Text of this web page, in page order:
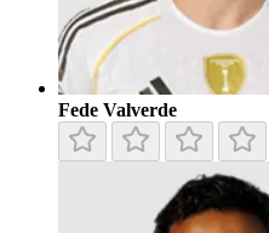
Fede Valverde